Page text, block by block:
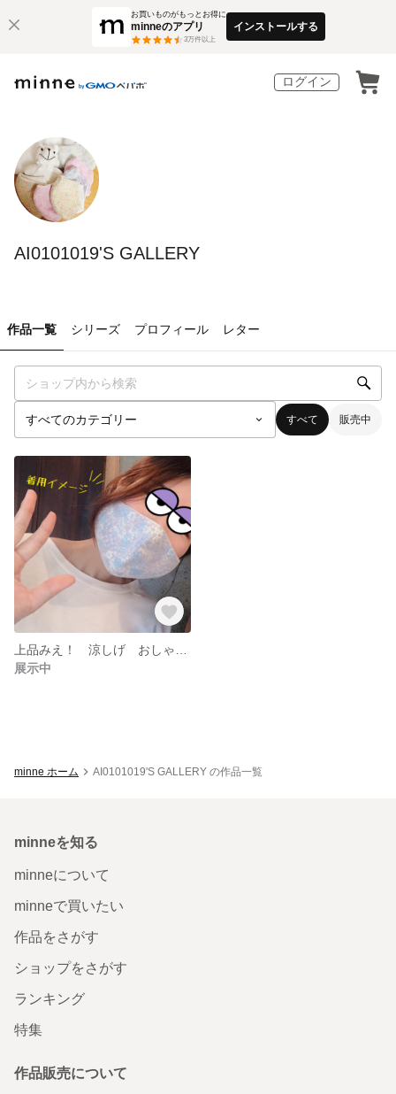
お買いものがもっとお得に
minneのアプリ
3万件以上
インストールする
ログイン
AI0101019'S GALLERY
作品一覧 シリーズ プロフィール レター
すべて 販売中
展示中
minne ホーム AI0101019'S GALLERY の作品一覧
minneを知る
minneについて
minneで買いたい
作品をさがす
ショップをさがす
ランキング
特集
作品販売について